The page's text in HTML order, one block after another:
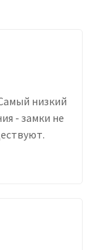
низкий
- замки не